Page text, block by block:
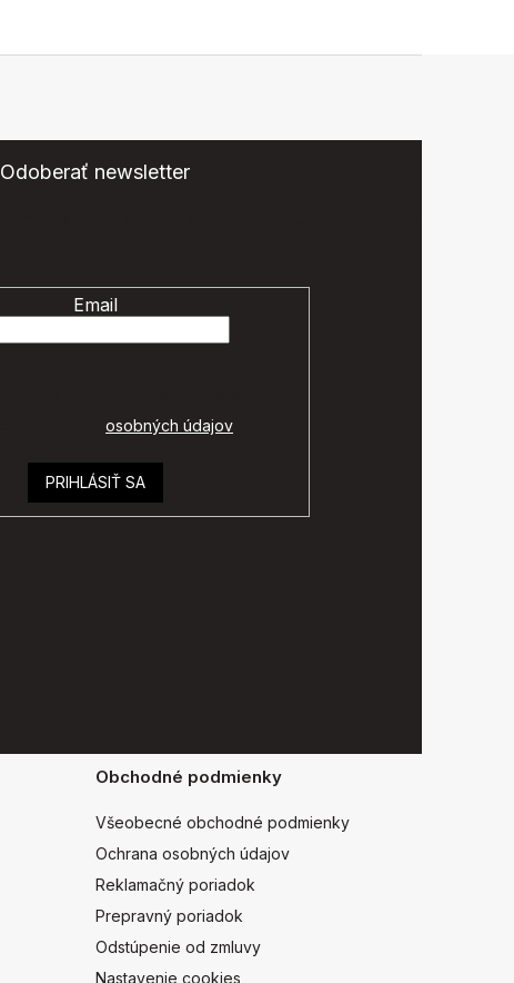
Odoberať newsletter
Email
osobných údajov
PRIHLÁSIŤ SA
Obchodné podmienky
Všeobecné obchodné podmienky
Ochrana osobných údajov
Reklamačný poriadok
Prepravný poriadok
Odstúpenie od zmluvy
Nastavenie cookies